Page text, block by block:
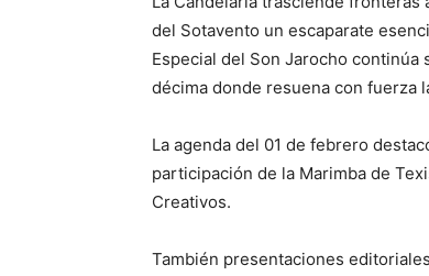
del Sotavento un escaparate
Especial del Son Jarocho
décima donde resuena con fuerza
La agenda del 01 de febrero
participación de la Marimba de
Creativos.
También presentaciones